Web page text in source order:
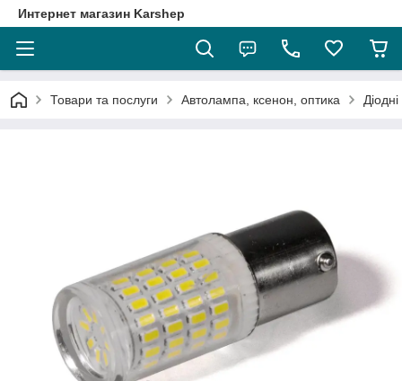
Интернет магазин Karshep
Товари та послуги Автолампа, ксенон, оптика